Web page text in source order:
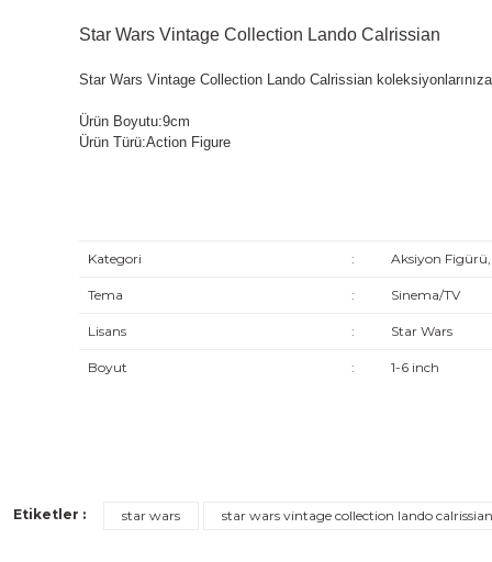
Star Wars Vintage Collection Lando Calrissian
Star Wars Vintage Collection Lando Calrissian
Ürün Boyutu:9cm
Ürün Türü:Action Figure
Kategori : Aksiyon
Tema : Sinema/TV
Lisans : Star Wars
Boyut : 1-6 inch
Etiketler : star wars star wars vintage collection lando calrissian